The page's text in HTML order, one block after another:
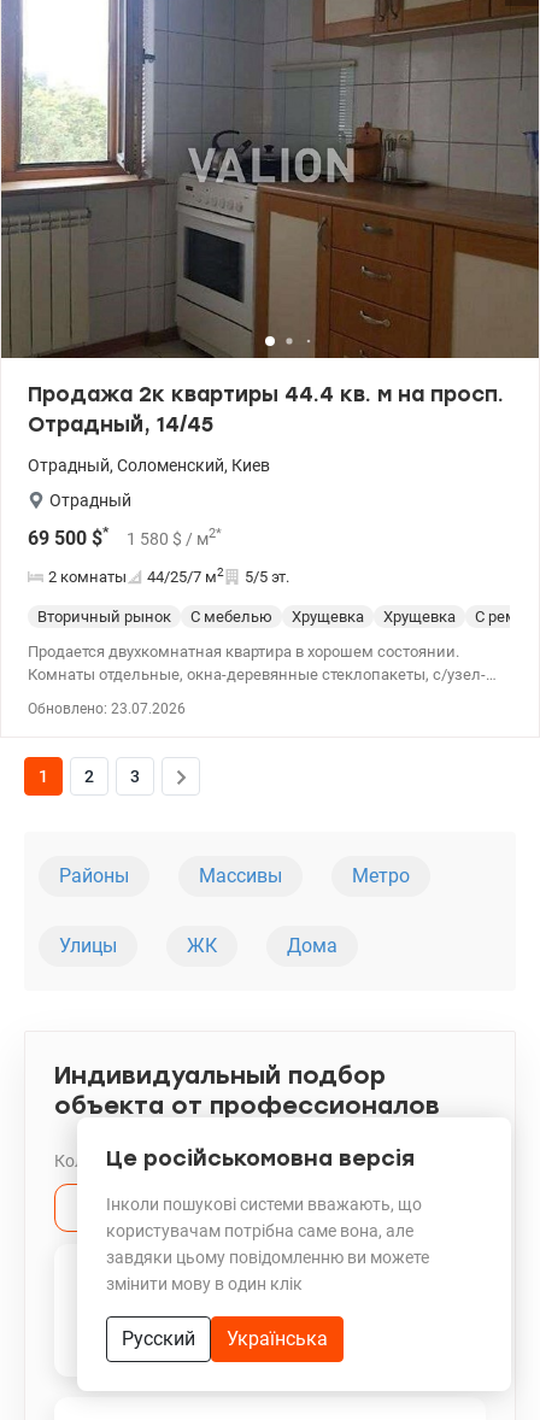
таком виде все остается. В доме магазины овощной, гастроном,
парикмахерская. В шаговой доступности магазины, базарчик,
аптека, детсад, школа. Удобная транспортная развязка. Возле
дома автобусная и троллейбусная остановки, едут прямо в
метро. Этаж третий пятиэтажного дома. Высота потолков Н =
2.6м; Площадь общая 61м2; Жилая 43,9м2; Кухня 7,6 м2;
Прихожая 4,3 м2; Ванная 1,8 м2; Туалет 0,9 м2. ванная комната,
туалет облицованы плиткой. металлическим гаражом N77
площадью 18.2м2 6х3м. Тел.(044) 200-10-80 valion.ua/1121910
Продажа 2к квартиры 44.4 кв. м на просп.
Отрадный, 14/45
Отрадный, Соломенский, Киев
Отрадный
69 500 $* 1 580 $ / м2*
2 комнаты 44/25/7 м2 5/5 эт.
Вторичный рынок С мебелью Хрущевка Хрущевка
С
Продается двухкомнатная квартира в хорошем состоянии.
Комнаты отдельные, окна-деревянные стеклопакеты, с/узел-
рядом парк, детский сад, школа, магазины. т.044 200 10 80
Valion.ua/1115830
Обновлено: 23.07.2026
1 2 3
Районы Массивы Метро
Улицы ЖК Дома
Индивидуальный подбор
объекта от профессионалов
Количество комнат:
2 3 4
Це російськомовна версія
Інколи пошукові системи вважають, що
користувачам потрібна саме вона, але
завдяки цьому повідомленню ви можете
змінити мову в один клік
Русский Українська